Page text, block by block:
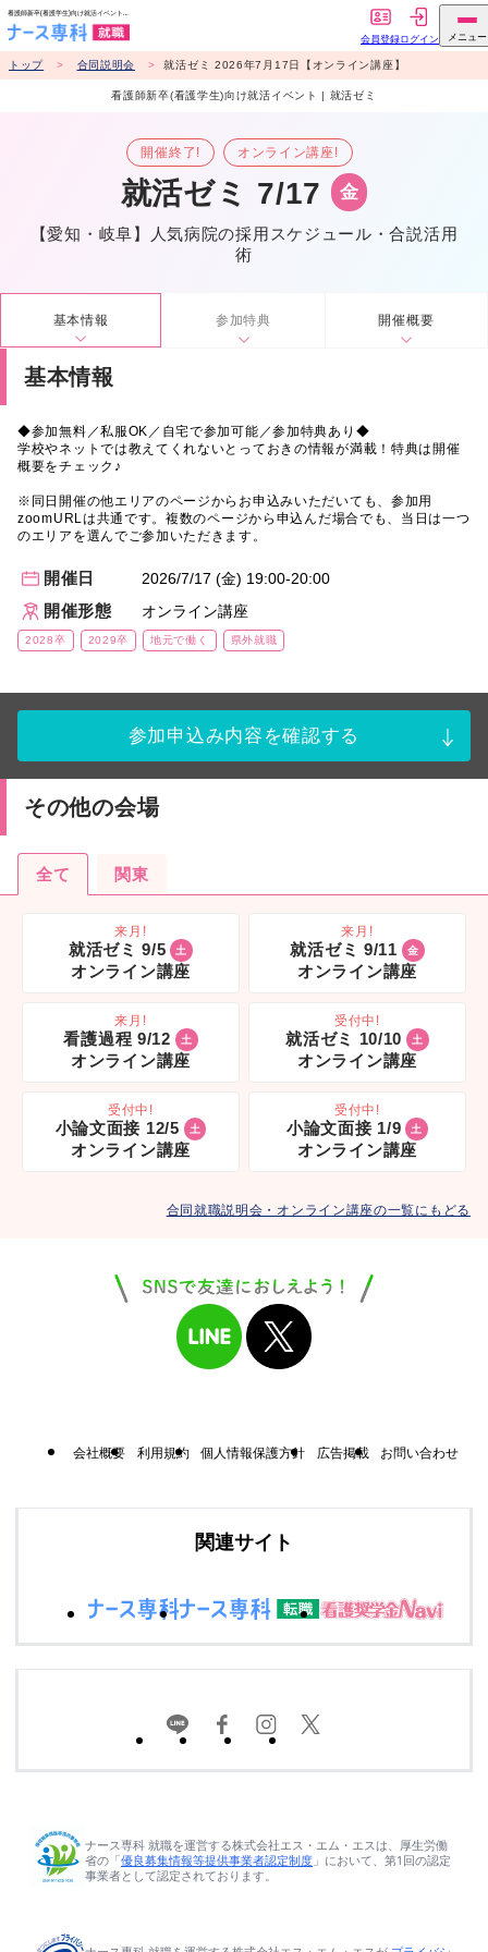
トップ 合同説明会 就活ゼミ 2026年7月17日【オンライン講座】
看護師新卒(看護学生)向け就活イベント | 就活ゼミ
開催終了! オンライン講座!
就活ゼミ 7/17 金
【愛知・岐阜】人気病院の採用スケジュール・合説活用
術
基本情報 参加特典 開催概要
基本情報
◆参加無料／私服OK／自宅で参加可能／参加特典あり◆
学校やネットでは教えてくれないとっておきの情報が満載！特典は開催
概要をチェック♪
※同日開催の他エリアのページからお申込みいただいても、参加用
zoomURLは共通です。複数のページから申込んだ場合でも、当日は一つ
のエリアを選んでご参加いただきます。
開催日 2026/7/17 (金) 19:00-20:00
開催形態 オンライン講座
2028卒 2029卒 地元で働く 県外就職
参加申込み内容を確認する
その他の会場
全て 関東
来月!
就活ゼミ 9/5 土
オンライン講座
来月!
就活ゼミ 9/11 金
オンライン講座
来月!
看護過程 9/12 土
オンライン講座
受付中!
就活ゼミ 10/10 土
オンライン講座
受付中!
小論文面接 12/5 土
オンライン講座
受付中!
小論文面接 1/9 土
オンライン講座
合同就職説明会・オンライン講座の一覧にもどる